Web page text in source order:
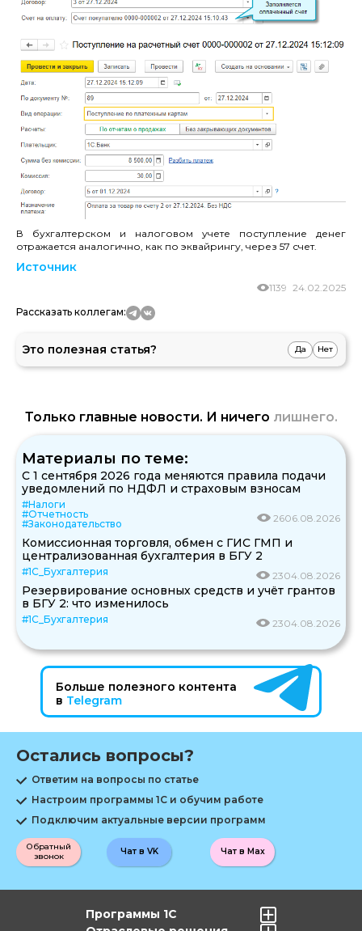
В бухгалтерском и налоговом учете поступление денег
отражается аналогично, как по эквайрингу, через 57 счет.
Источник
24.02.2025
1139
Рассказать коллегам:
Это полезная статья? Да Нет
Только главные новости. И ничего лишнего.
Материалы по теме:
С 1 сентября 2026 года меняются правила подачи
уведомлений по НДФЛ и страховым взносам
#Налоги
#Отчетность
#Законодательство
2606.08.2026
Комиссионная торговля, обмен с ГИС ГМП и
централизованная бухгалтерия в БГУ 2
#1С_Бухгалтерия 2304.08.2026
Резервирование основных средств и учёт грантов
в БГУ 2: что изменилось
#1С_Бухгалтерия 2304.08.2026
Больше полезного контента
в Telegram
Остались вопросы?
Ответим на вопросы по статье
Настроим программы 1С и обучим работе
Подключим актуальные версии программ
Обратный
звонок
Чат в Max
Чат в VK
Программы 1С